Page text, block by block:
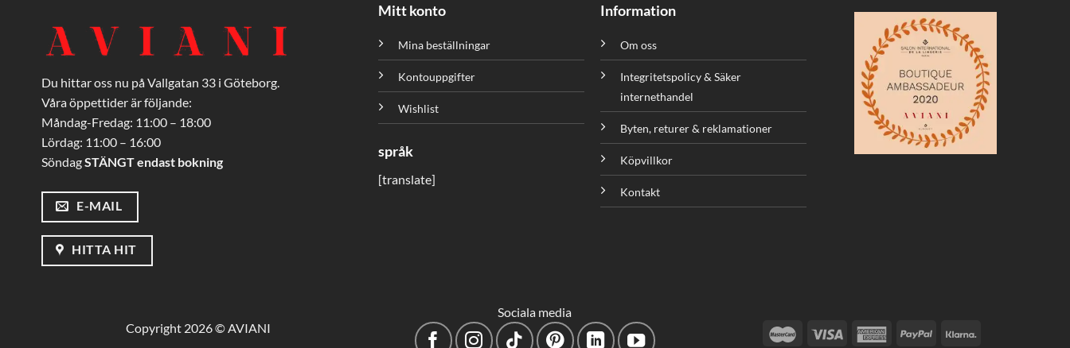
Du hittar oss nu på Vallgatan 33 i Göteborg.
Våra öppettider är följande:
Måndag-Fredag: 11:00 – 18:00
Lördag: 11:00 – 16:00
SöndagSTÄNGT endast bokning
E-MAIL
HITTA HIT
Mitt konto
Mina beställningar
Kontouppgifter
Wishlist
språk
[translate]
Information
Om oss
Integritetspolicy & Säker
internethandel
Byten, returer & reklamationer
Köpvillkor
Kontakt
Copyright 2026 © AVIANI
Sociala media